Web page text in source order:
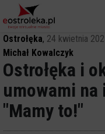
Ostrołęka, 24 kwietnia
Michał Kowalczyk
Ostrołęka i
umowami
"Mamy to!"